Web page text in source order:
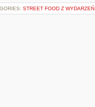
STREET FOOD Z WYDARZEŃ